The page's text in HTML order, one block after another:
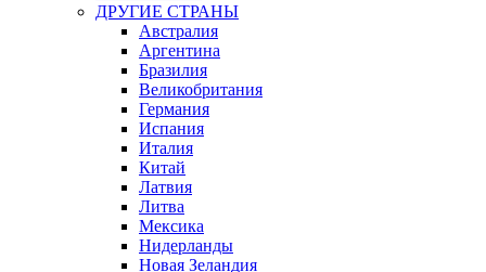
ДРУГИЕ СТРАНЫ
Австралия
Аргентина
Бразилия
Великобритания
Германия
Испания
Италия
Китай
Латвия
Литва
Мексика
Нидерланды
Новая Зеландия